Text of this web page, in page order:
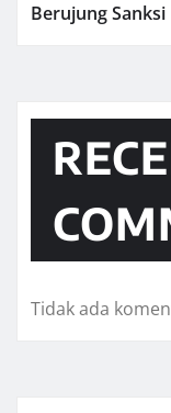
Berujung Sanksi
Tidak ada